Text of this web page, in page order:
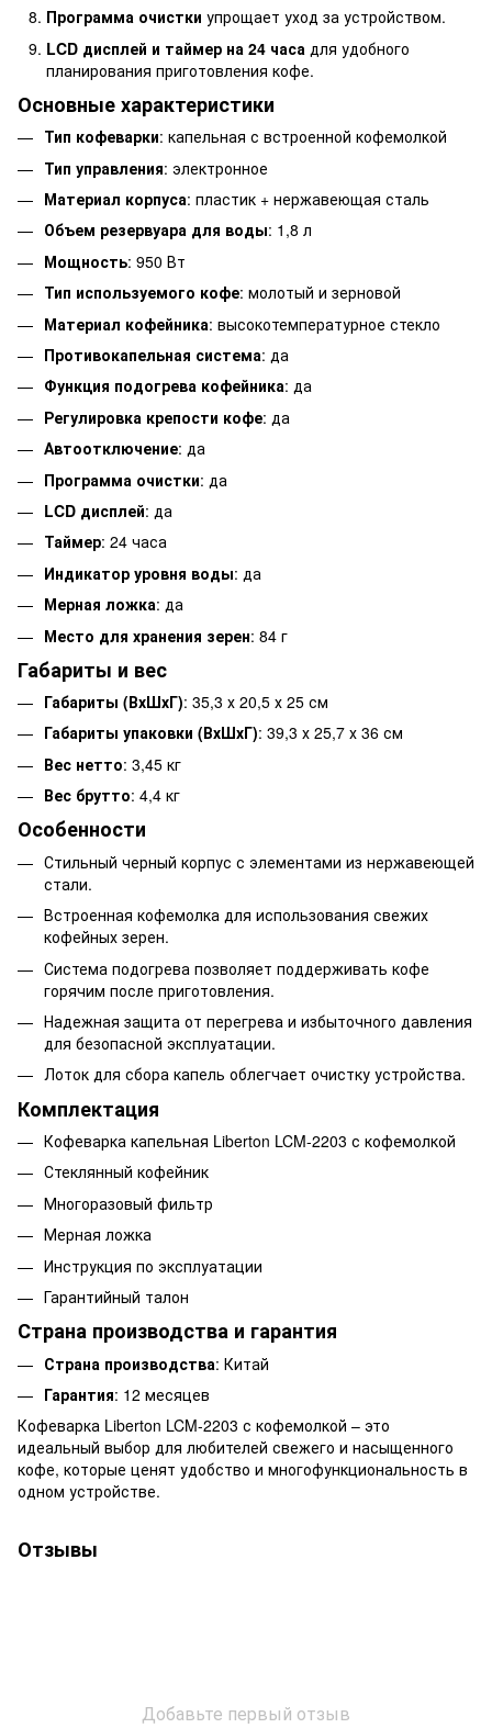
Программа очистки упрощает уход за устройством.
LCD дисплей и таймер на 24 часа для удобного
планирования приготовления кофе.
Основные характеристики
Тип кофеварки: капельная с встроенной кофемолкой
Тип управления: электронное
Материал корпуса: пластик + нержавеющая сталь
Объем резервуара для воды: 1,8 л
Мощность: 950 Вт
Тип используемого кофе: молотый и зерновой
Материал кофейника: высокотемпературное стекло
Противокапельная система: да
Функция подогрева кофейника: да
Регулировка крепости кофе: да
Автоотключение: да
Программа очистки: да
LCD дисплей: да
Таймер: 24 часа
Индикатор уровня воды: да
Мерная ложка: да
Место для хранения зерен: 84 г
Габариты и вес
Габариты (ВхШхГ): 35,3 х 20,5 х 25 см
Габариты упаковки (ВхШхГ): 39,3 х 25,7 х 36 см
Вес нетто: 3,45 кг
Вес брутто: 4,4 кг
Особенности
Стильный черный корпус с элементами из нержавеющей
стали.
Встроенная кофемолка для использования свежих
кофейных зерен.
Система подогрева позволяет поддерживать кофе
горячим после приготовления.
Надежная защита от перегрева и избыточного давления
для безопасной эксплуатации.
Лоток для сбора капель облегчает очистку устройства.
Комплектация
Кофеварка капельная Liberton LCM-2203 с кофемолкой
Стеклянный кофейник
Многоразовый фильтр
Мерная ложка
Инструкция по эксплуатации
Гарантийный талон
Страна производства и гарантия
Страна производства: Китай
Гарантия: 12 месяцев
Кофеварка Liberton LCM-2203 с кофемолкой – это
идеальный выбор для любителей свежего и насыщенного
кофе, которые ценят удобство и многофункциональность в
одном устройстве.
Отзывы
Добавьте первый отзыв